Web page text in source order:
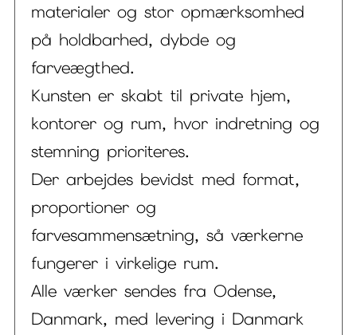
materialer og stor opmærksomhed
på holdbarhed, dybde og
farveægthed.
Kunsten er skabt til private hjem,
kontorer og rum, hvor indretning og
stemning prioriteres.
Der arbejdes bevidst med format,
proportioner og
farvesammensætning, så værkerne
fungerer i virkelige rum.
Alle værker sendes fra Odense,
Danmark, med levering i Danmark